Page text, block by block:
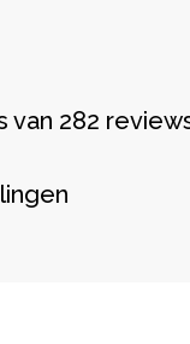
van 282